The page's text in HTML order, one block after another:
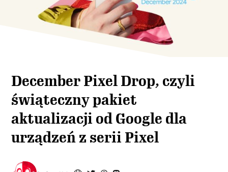
December Pixel Drop, czyli
świąteczny pakiet
aktualizacji od Google dla
urządzeń z serii Pixel